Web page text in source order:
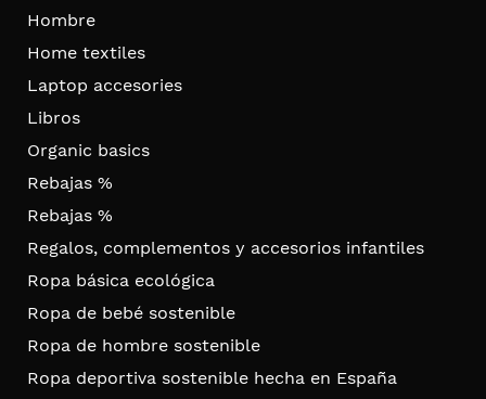
Hombre
Home textiles
Laptop accesories
Libros
Organic basics
Rebajas %
Rebajas %
Regalos, complementos y accesorios infantiles
Ropa básica ecológica
Ropa de bebé sostenible
Ropa de hombre sostenible
Ropa deportiva sostenible hecha en España